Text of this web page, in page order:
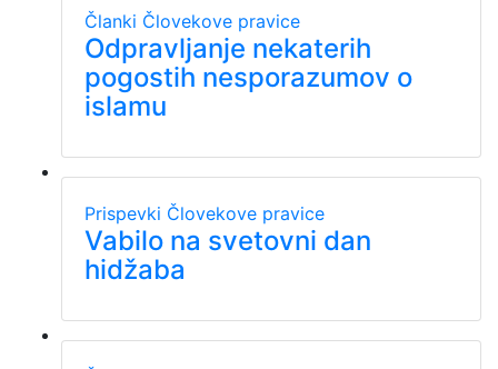
Članki Človekove pravice
Odpravljanje nekaterih
pogostih nesporazumov o
islamu
Prispevki Človekove pravice
Vabilo na svetovni dan
hidžaba